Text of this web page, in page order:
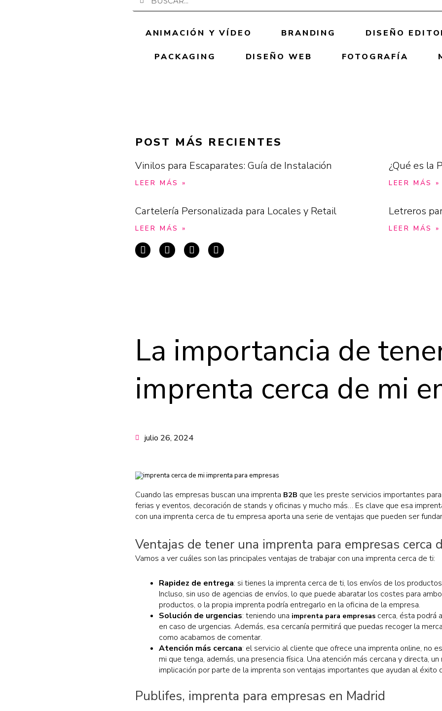
ANIMACIÓN Y VÍDEO BRANDING DISEÑO
PACKAGING DISEÑO WEB FOTOGRAFÍA
POST MÁS RECIENTES
Vinilos para Escaparates: Guía de Instalación
LEER MÁS »
¿Qué es la
LEER MÁS »
Cartelería Personalizada para Locales y Retail
LEER MÁS »
Letreros
LEER MÁS »
La importancia de
imprenta cerca de mi
julio 26, 2024
Cuando las empresas buscan una imprenta B2B que les preste servicios importantes
ferias y eventos, decoración de stands y oficinas y mucho más… Es clave que esa
con una imprenta cerca de tu empresa aporta una serie de ventajas que pueden ser
Ventajas de tener una imprenta para empresas cerca
Vamos a ver cuáles son las principales ventajas de trabajar con una imprenta cerca de ti:
Rapidez de entrega: si tienes la imprenta cerca de ti, los envíos de los
Incluso, sin uso de agencias de envíos, lo que puede abaratar los costes para
productos, o la propia imprenta podría entregarlo en la oficina de la empresa.
Solución de urgencias: teniendo una imprenta para empresascerca, ésta podrá
en caso de urgencias. Además, esa cercanía permitirá que puedas recoger la
como acabamos de comentar.
Atención más cercana: el servicio al cliente que ofrece una imprenta online, no
mi que tenga, además, una presencia física. Una atención más cercana y directa,
implicación por parte de la imprenta son ventajas importantes que ayudan al éxito
Publifes, imprenta para empresas en Madrid